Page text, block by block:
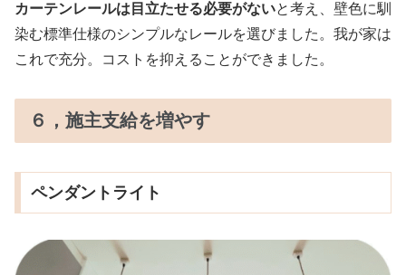
カーテンレールは目立たせる必要がないと考え、壁色に馴
染む標準仕様のシンプルなレールを選びました。我が家は
これで充分。コストを抑えることができました。
６，施主支給を増やす
ペンダントライト